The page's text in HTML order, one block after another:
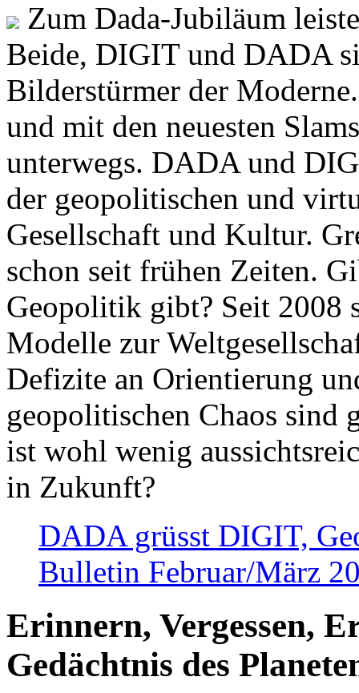
Zum Dada-Jubiläum
Beide, DIGIT und DADA
Bilderstürmer der
und mit den neuesten
unterwegs. DADA und
der geopolitischen und
Gesellschaft und Kultur.
schon seit frühen Zeiten.
Geopolitik gibt? Seit 2008
Modelle zur
Defizite an Orientierung
geopolitischen Chaos sind
ist wohl wenig
in Zukunft?
DADA grüsst DIGIT,
Bulletin Februar/März
Erinnern, Vergessen,
Gedächtnis des